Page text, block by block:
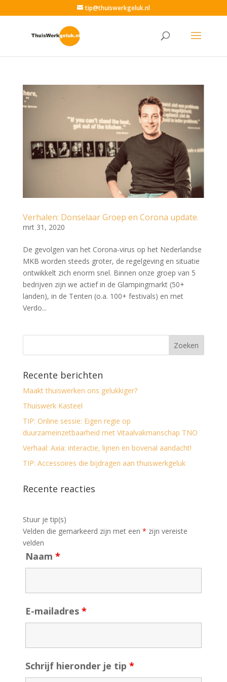
tip@thuiswerkgeluk.nl
Verhalen: Donselaar Groep en Corona update.
mrt 31, 2020
De gevolgen van het Corona-virus op het Nederlandse
MKB worden steeds groter, de regelgeving en situatie
ontwikkelt zich enorm snel. Binnen onze groep van 5
bedrijven zijn we actief in de Glampingmarkt (50+
landen), in de Tenten (o.a. 100+ festivals) en met
Verdo...
Recente berichten
Maakt thuiswerken ons gelukkiger?
Thuiswerk Kasteel
TIP: Online sessie: Eigen regie op
duurzameinzetbaarheid met Vitaalvakmanschap TNO
Verhaal: Axia: interactie, lijnen en bovenal aandacht!
TIP: Accessoires die bijdragen aan thuiswerkgeluk
Recente reacties
Stuur je tip(s)
Velden die gemarkeerd zijn met een * zijn vereiste
velden
Naam *
E-mailadres *
Schrijf hieronder je tip *